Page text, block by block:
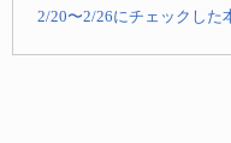
2/20〜2/26にチェックした